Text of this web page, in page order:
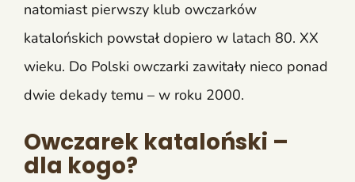
natomiast pierwszy klub owczarków
katalońskich powstał dopiero w latach 80. XX
wieku. Do Polski owczarki zawitały nieco ponad
dwie dekady temu – w roku 2000.
Owczarek kataloński –
dla kogo?